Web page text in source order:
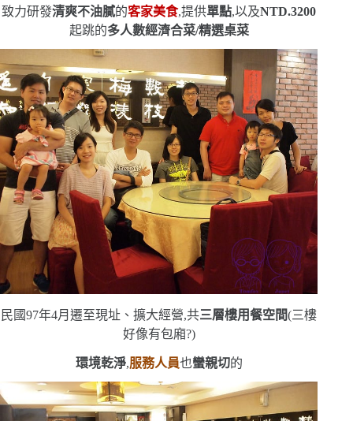
致力研發清爽不油膩的客家美食,提供單點,以及NTD.3200
起跳的多人數經濟合菜/精選桌菜
民國97年4月遷至現址、擴大經營,共三層樓用餐空間(三樓
好像有包廂?)
環境乾淨,服務人員也蠻親切的